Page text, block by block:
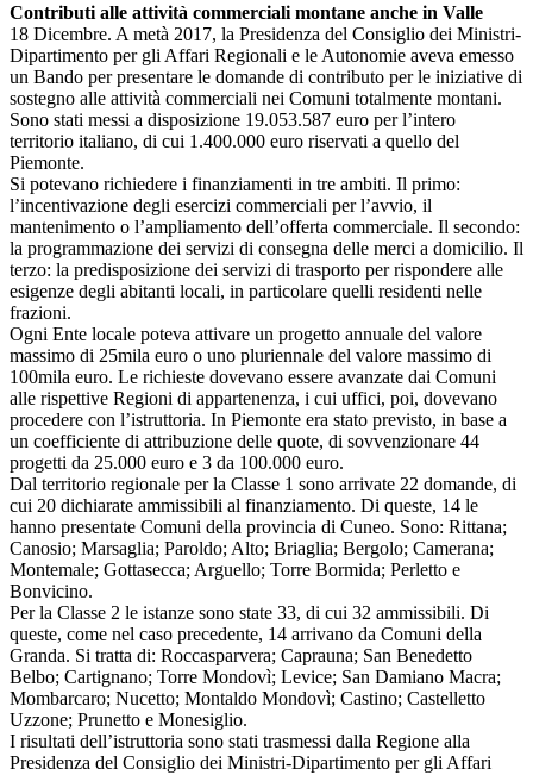
Contributi alle attività commerciali montane anche in Valle
18 Dicembre. A metà 2017, la Presidenza del Consiglio dei Ministri-
Dipartimento per gli Affari Regionali e le Autonomie aveva emesso
un Bando per presentare le domande di contributo per le iniziative di
sostegno alle attività commerciali nei Comuni totalmente montani.
Sono stati messi a disposizione 19.053.587 euro per l’intero
territorio italiano, di cui 1.400.000 euro riservati a quello del
Piemonte.
Si potevano richiedere i finanziamenti in tre ambiti. Il primo:
l’incentivazione degli esercizi commerciali per l’avvio, il
mantenimento o l’ampliamento dell’offerta commerciale. Il secondo:
la programmazione dei servizi di consegna delle merci a domicilio. Il
terzo: la predisposizione dei servizi di trasporto per rispondere alle
esigenze degli abitanti locali, in particolare quelli residenti nelle
frazioni.
Ogni Ente locale poteva attivare un progetto annuale del valore
massimo di 25mila euro o uno pluriennale del valore massimo di
100mila euro. Le richieste dovevano essere avanzate dai Comuni
alle rispettive Regioni di appartenenza, i cui uffici, poi, dovevano
procedere con l’istruttoria. In Piemonte era stato previsto, in base a
un coefficiente di attribuzione delle quote, di sovvenzionare 44
progetti da 25.000 euro e 3 da 100.000 euro.
Dal territorio regionale per la Classe 1 sono arrivate 22 domande, di
cui 20 dichiarate ammissibili al finanziamento. Di queste, 14 le
hanno presentate Comuni della provincia di Cuneo. Sono: Rittana;
Canosio; Marsaglia; Paroldo; Alto; Briaglia; Bergolo; Camerana;
Montemale; Gottasecca; Arguello; Torre Bormida; Perletto e
Bonvicino.
Per la Classe 2 le istanze sono state 33, di cui 32 ammissibili. Di
queste, come nel caso precedente, 14 arrivano da Comuni della
Granda. Si tratta di: Roccasparvera; Caprauna; San Benedetto
Belbo; Cartignano; Torre Mondovì; Levice; San Damiano Macra;
Mombarcaro; Nucetto; Montaldo Mondovì; Castino; Castelletto
Uzzone; Prunetto e Monesiglio.
I risultati dell’istruttoria sono stati trasmessi dalla Regione alla
Presidenza del Consiglio dei Ministri-Dipartimento per gli Affari